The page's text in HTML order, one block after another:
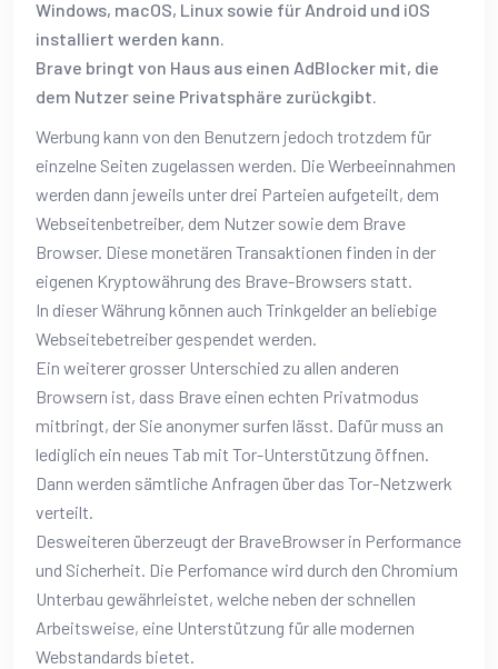
Windows, macOS, Linux sowie für Android und iOS
installiert werden kann.
Brave bringt von Haus aus einen AdBlocker mit, die
dem Nutzer seine Privatsphäre zurückgibt.
Werbung kann von den Benutzern jedoch trotzdem für
einzelne Seiten zugelassen werden. Die Werbeeinnahmen
werden dann jeweils unter drei Parteien aufgeteilt, dem
Webseitenbetreiber, dem Nutzer sowie dem Brave
Browser. Diese monetären Transaktionen finden in der
eigenen Kryptowährung des Brave-Browsers statt.
In dieser Währung können auch Trinkgelder an beliebige
Webseitebetreiber gespendet werden.
Ein weiterer grosser Unterschied zu allen anderen
Browsern ist, dass Brave einen echten Privatmodus
mitbringt, der Sie anonymer surfen lässt. Dafür muss an
lediglich ein neues Tab mit Tor-Unterstützung öffnen.
Dann werden sämtliche Anfragen über das Tor-Netzwerk
verteilt.
Desweiteren überzeugt der BraveBrowser in Performance
und Sicherheit. Die Perfomance wird durch den Chromium
Unterbau gewährleistet, welche neben der schnellen
Arbeitsweise, eine Unterstützung für alle modernen
Webstandards bietet.